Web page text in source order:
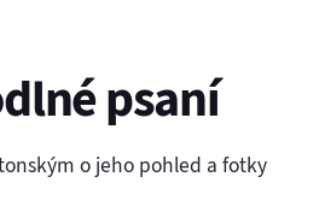
psaní
o jeho pohled a fotky